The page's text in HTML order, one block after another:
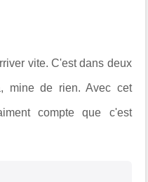
vite. C'est dans deux
mine de rien. Avec cet
compte que c'est